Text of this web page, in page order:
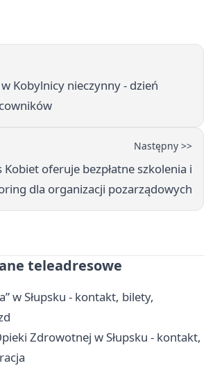
Kobylnicy nieczynny - dzień
Następny >>
Kobiet oferuje bezpłatne szkolenia i
dla organizacji pozarządowych
teleadresowe
w Słupsku - kontakt, bilety,
Zdrowotnej w Słupsku - kontakt,